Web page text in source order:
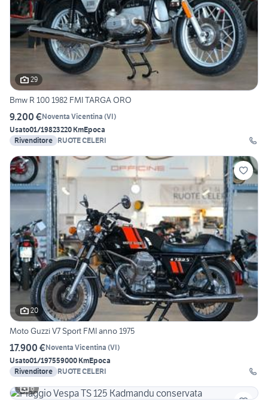
29
Bmw R 100 1982 FMI TARGA ORO
9.200 €Noventa Vicentina (VI)
Usato01/19823220 KmEpoca
Rivenditore RUOTE CELERI
20
Moto Guzzi V7 Sport FMI anno 1975
17.900 €Noventa Vicentina (VI)
Usato01/197559000 KmEpoca
Rivenditore RUOTE CELERI
6